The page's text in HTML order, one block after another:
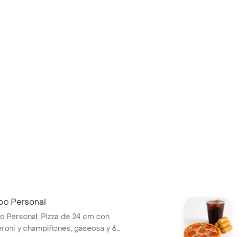
Personal
Personal: Pizza de 24 cm con
y champiñones, gaseosa y 6